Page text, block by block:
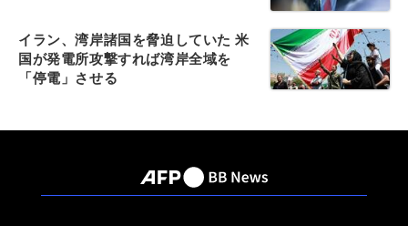
イラン、湾岸諸国を脅迫していた 米
国が発電所攻撃すれば湾岸全域を
「停電」させる